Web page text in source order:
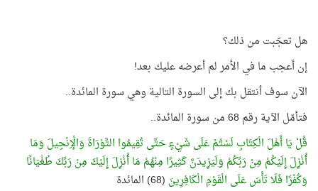
هل تعجّبت من ذلك؟
إن أعجب ما في الأمر لم أعرضه عليك بعد!
الآن سوف أنتقل بك إلى السورة التالية وهي سورة المائدة..
فتأمّل الآية رقم 68 من سورة المائدة..
قُلْ يَا أَهْلَ الْكِتَابِ لَسْتُمْ عَلَى شَيْءٍ حَتَّى تُقِيمُوا التَّوْرَاةَ وَالْإِنْجِيلَ وَمَا
أُنْزِلَ إِلَيْكُمْ مِنْ رَبِّكُمْ وَلَيَزِيدَنَّ كَثِيرًا مِنْهُمْ مَا أُنْزِلَ إِلَيْكَ مِنْ رَبِّكَ طُغْيَانًا
وَكُفْرًا فَلَا تَأْسَ عَلَى الْقَوْمِ الْكَافِرِينَ (68) المائدة